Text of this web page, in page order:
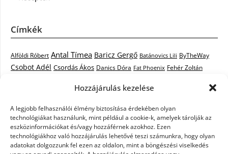
Hozzájárulás kezelése
A legjobb felhasználói élmény biztosítása érdekében olyan
technológiákat használunk, mint például a cookie-k, amelyek tárolják az
eszközinformációkat és/vagy hozzáférnek azokhoz. Ezen
technológiákhoz való hozzájárulás lehetővé teszi számunkra, hogy olyan
adatokat dolgozzunk fel ezen az oldalon, mint a böngészési viselkedés
Címkék
Alföldi Róbert Antal Tímea Baricz Gergő Batánovics Lili ByTheWay
Csobot Adél Csordás Ákos Danics Dóra Fat Phoenix Fehér Zoltán
Kovács László Stone
Krasznai Tünde Like LiL C. Malek Miklós mentor Muri Enikő
Nagy Feró Oláh Gergő Péterffy Lili Rocktenors RTL Klub
Cowell Szabó Dávid Szabó Ádám Szikora Róbert Takács Nikolas
Tarány Tamás Vastag Csaba Vastag Tamás